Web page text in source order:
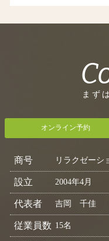
まず
オンライン予約
商号 リラクゼーシ
設立 2004年4月
代表者 吉岡 千佳
従業員数 15名